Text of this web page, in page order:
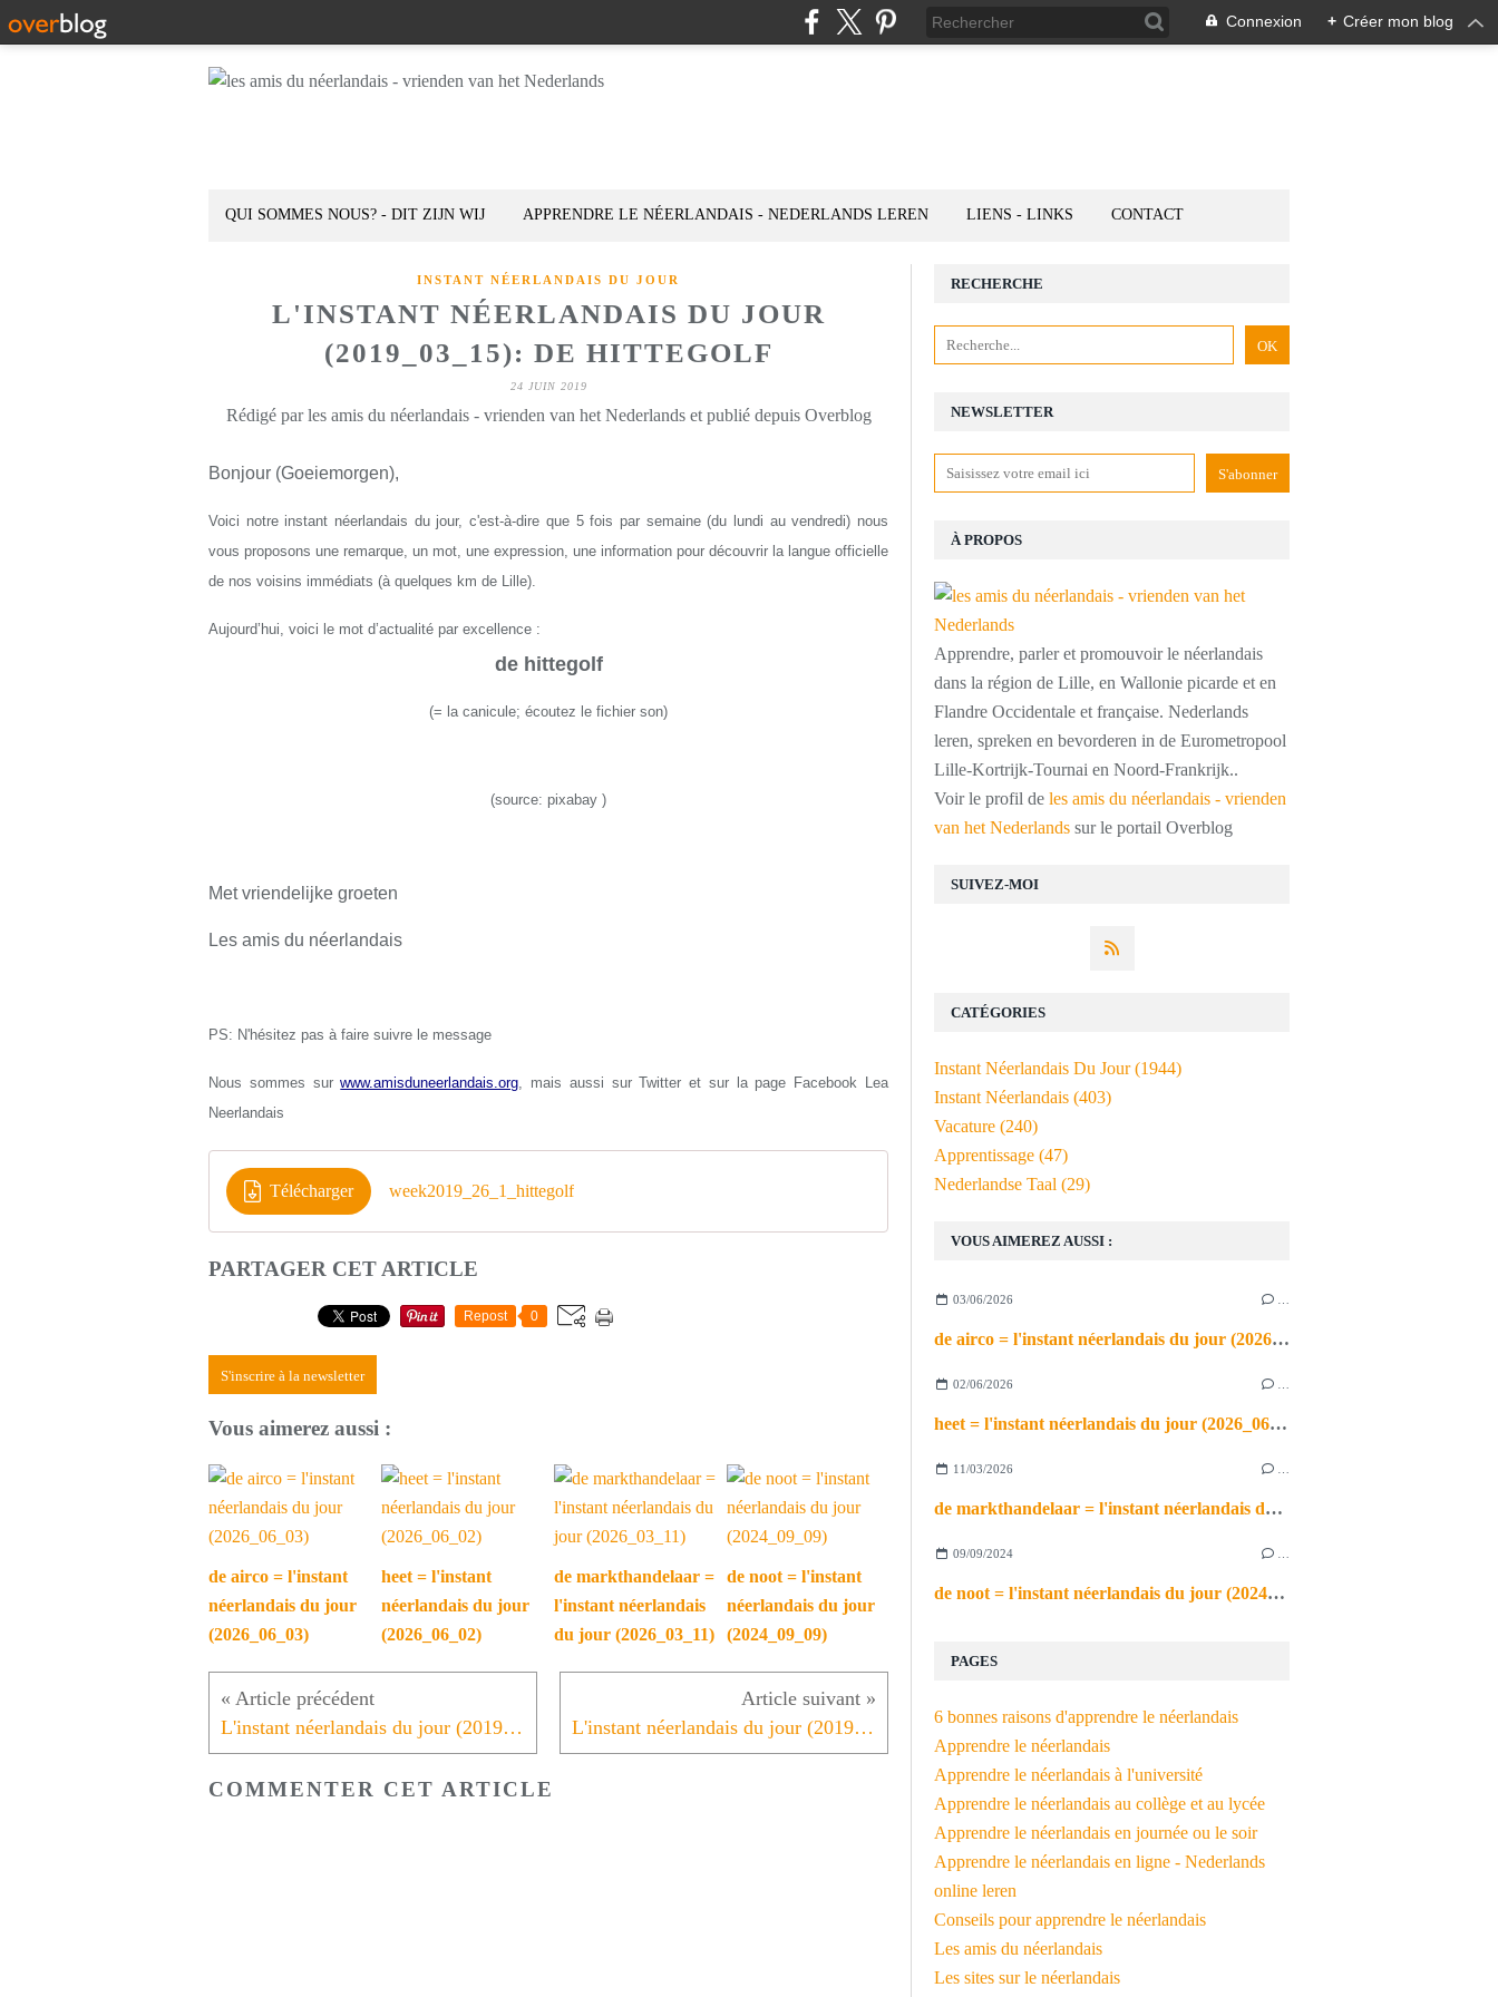
Connexion + Créer mon blog
QUI SOMMES NOUS? - DIT ZIJN WIJ APPRENDRE LE NÉERLANDAIS - NEDERLANDS LEREN LIENS - LINKS CONTACT
INSTANT NÉERLANDAIS DU JOUR
L'INSTANT NÉERLANDAIS DU JOUR
(2019_03_15): DE HITTEGOLF
24 JUIN 2019
Rédigé par les amis du néerlandais - vrienden van het Nederlands et publié depuis Overblog
Bonjour (Goeiemorgen),
Voici notre instant néerlandais du jour, c'est-à-dire que 5 fois par semaine (du lundi au vendredi) nous
vous proposons une remarque, un mot, une expression, une information pour découvrir la langue officielle
de nos voisins immédiats (à quelques km de Lille).
Aujourd’hui, voici le mot d’actualité par excellence :
de hittegolf
(= la canicule; écoutez le fichier son)
(source: pixabay )
Met vriendelijke groeten
Les amis du néerlandais
PS: N'hésitez pas à faire suivre le message
Nous sommes surwww.amisduneerlandais.org, mais aussi sur Twitter et sur la page Facebook Lea
Neerlandais
Télécharger week2019_26_1_hittegolf
PARTAGER CET ARTICLE
Repost 0
S'inscrire à la newsletter
Vous aimerez aussi :
de airco = l'instant
néerlandais du jour
(2026_06_03)
heet = l'instant
néerlandais du jour
(2026_06_02)
de markthandelaar =
l'instant néerlandais
du jour (2026_03_11)
de noot = l'instant
néerlandais du jour
(2024_09_09)
L'instant néerlandais du jour (2019_06_21): Mobiscore L'instant néerlandais du jour (2019_06_25): Slapen wordt uitdaging
COMMENTER CET ARTICLE
NEWSLETTER
SUIVEZ-MOI
RECHERCHE
À PROPOS
Apprendre, parler et promouvoir le néerlandais
dans la région de Lille, en Wallonie picarde et en
Flandre Occidentale et française. Nederlands
leren, spreken en bevorderen in de Eurometropool
Lille-Kortrijk-Tournai en Noord-Frankrijk..
Voir le profil de les amis du néerlandais - vrienden
van het Nederlands sur le portail Overblog
VOUS AIMEREZ AUSSI :
03/06/2026
de airco = l'instant néerlandais du jour (2026_06_03)
02/06/2026
heet = l'instant néerlandais du jour (2026_06_02)
11/03/2026
de markthandelaar = l'instant néerlandais du jour (2026_03_11)
09/09/2024
de noot = l'instant néerlandais du jour (2024_09_09)
PAGES
6 bonnes raisons d'apprendre le néerlandais
Apprendre le néerlandais
Apprendre le néerlandais à l'université
Apprendre le néerlandais au collège et au lycée
Apprendre le néerlandais en journée ou le soir
Apprendre le néerlandais en ligne - Nederlands
online leren
Conseils pour apprendre le néerlandais
Les amis du néerlandais
Les sites sur le néerlandais
CATÉGORIES
Instant Néerlandais Du Jour(1944)
Instant Néerlandais (403)
Vacature (240)
Apprentissage (47)
Nederlandse Taal (29)